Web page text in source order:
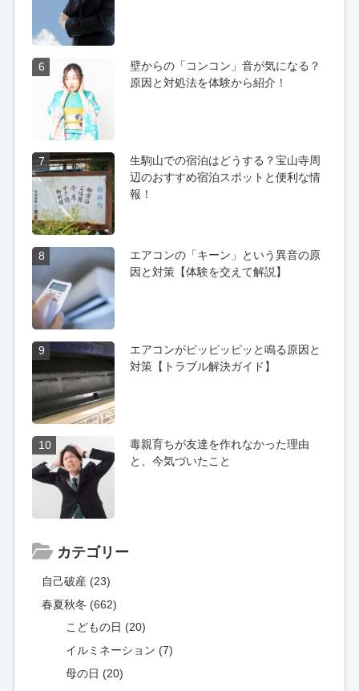
6
壁からの「コンコン」音が気になる？
原因と対処法を体験から紹介！
7
生駒山での宿泊はどうする？宝山寺周
辺のおすすめ宿泊スポットと便利な情
報！
8
エアコンの「キーン」という異音の原
因と対策【体験を交えて解説】
9
エアコンがピッピッピッと鳴る原因と
対策【トラブル解決ガイド】
10
毒親育ちが友達を作れなかった理由
と、今気づいたこと
カテゴリー
自己破産 (23)
春夏秋冬 (662)
こどもの日 (20)
イルミネーション (7)
母の日 (20)